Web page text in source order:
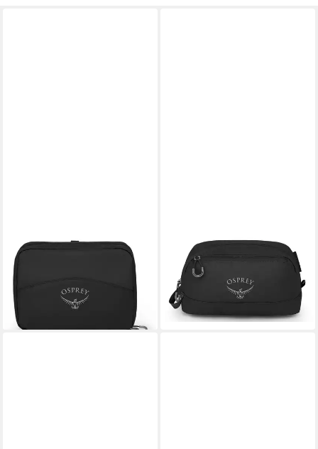
OSPREY
Kulturbeutel Daylite
32,90 €
lieferbar - in 2-3 Werktagen bei dir
OSPREY
Kulturbeutel Daylite
25,00 €
lieferbar - in 2-3 Werktagen bei dir